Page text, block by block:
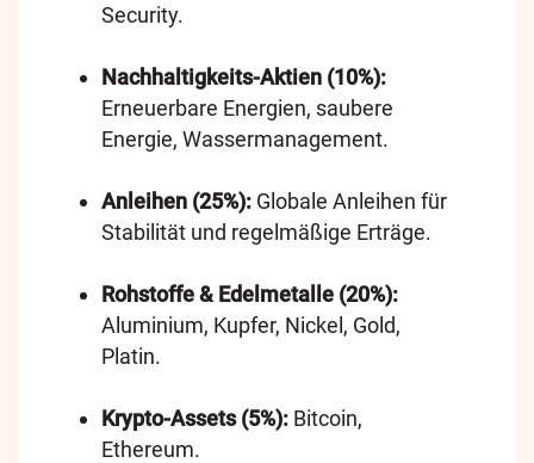
Security.
Nachhaltigkeits-Aktien (10%):
Erneuerbare Energien, saubere
Energie, Wassermanagement.
Anleihen (25%): Globale Anleihen für
Stabilität und regelmäßige Erträge.
Rohstoffe & Edelmetalle (20%):
Aluminium, Kupfer, Nickel, Gold,
Platin.
Krypto-Assets (5%): Bitcoin,
Ethereum.